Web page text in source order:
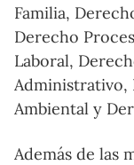
Familia,
Derecho
Laboral,
Administrativo,
Ambiental y
Además de las